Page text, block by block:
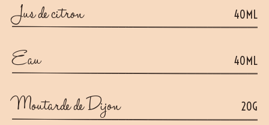
Jus de citron 40ML
Eau 40ML
Moutarde de Dijon 20G